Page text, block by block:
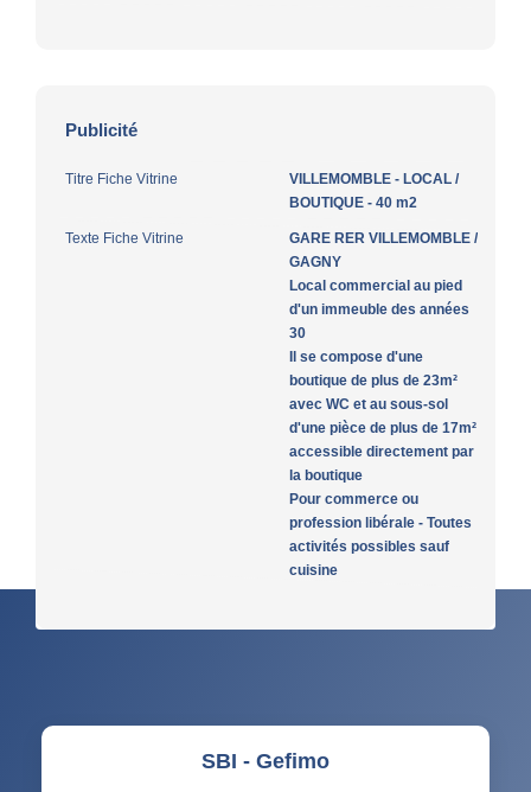
Publicité
Titre Fiche Vitrine
VILLEMOMBLE - LOCAL /
BOUTIQUE - 40 m2
Texte Fiche Vitrine
GARE RER VILLEMOMBLE /
GAGNY
Local commercial au pied
d'un immeuble des années
30
Il se compose d'une
boutique de plus de 23m²
avec WC et au sous-sol
d'une pièce de plus de 17m²
accessible directement par
la boutique
Pour commerce ou
profession libérale - Toutes
activités possibles sauf
cuisine
SBI - Gefimo